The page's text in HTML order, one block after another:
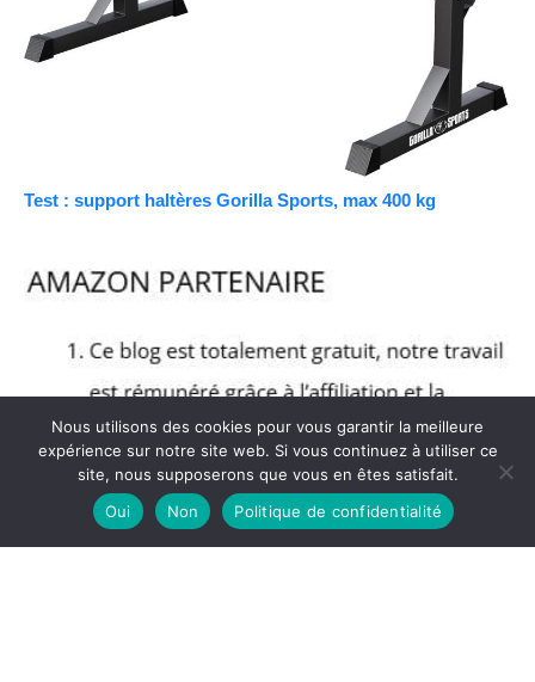
Test : support haltères Gorilla Sports, max 400 kg
Nous utilisons des cookies pour vous garantir la meilleure
expérience sur notre site web. Si vous continuez à utiliser ce
site, nous supposerons que vous en êtes satisfait.
Oui
Non Politique de confidentialité